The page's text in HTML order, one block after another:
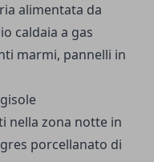
alimentata da
caldaia a gas
marmi, pannelli in
nella zona notte in
porcellanato di